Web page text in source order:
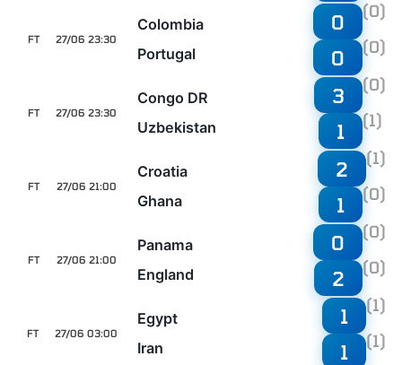
27/06 23:30
FT
Colombia
Portugal
0 (0)
0 (0)
27/06 23:30
FT
Congo DR
Uzbekistan
3 (0)
1 (1)
27/06 21:00
FT
Croatia
Ghana
2 (1)
1 (0)
27/06 21:00
FT
Panama
England
0 (0)
2 (0)
27/06 03:00
FT
Egypt
Iran
1 (1)
1 (1)